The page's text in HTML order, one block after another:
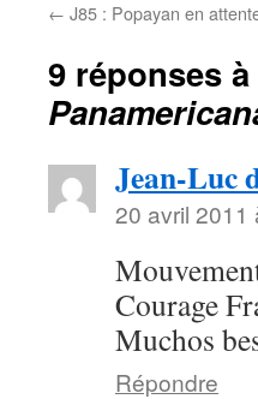
← J85 : Popayan en
9 réponses à
Jean-Luc
20 avril 2011
Courage
Muchos
Répondre